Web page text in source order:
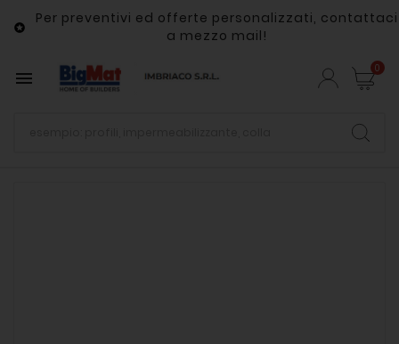

Per preventivi ed offerte personalizzati, contattaci
a mezzo mail!
 0